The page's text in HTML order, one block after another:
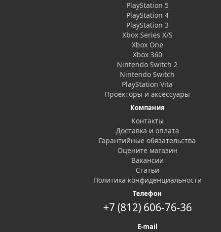
PlayStation 5
PlayStation 4
PlayStation 3
Xbox Series X/S
Xbox One
Xbox 360
Nintendo Switch 2
Nintendo Switch
PlayStation Vita
Проекторы и аксессуары
Компания
Контакты
Доставка и оплата
Гарантийные обязательства
Оцените магазин
Вакансии
Статьи
Политика конфиденциальности
Телефон
+7 (812) 606-76-36
E-mail